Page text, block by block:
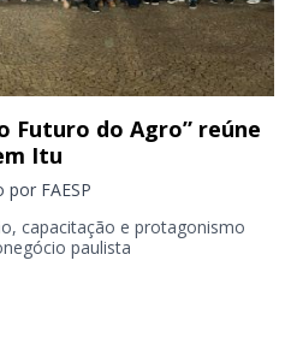
Futuro do Agro” reúne
Itu
por FAESP
capacitação e protagonismo
paulista